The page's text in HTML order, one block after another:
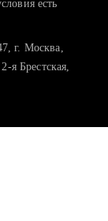
есть
г. Москва,
я Брестская,